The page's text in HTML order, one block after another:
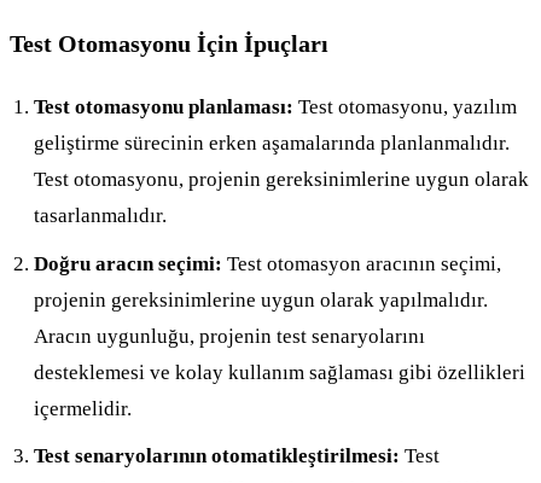
Test Otomasyonu İçin İpuçları
Test otomasyonu planlaması: Test otomasyonu, yazılım
geliştirme sürecinin erken aşamalarında planlanmalıdır.
Test otomasyonu, projenin gereksinimlerine uygun olarak
tasarlanmalıdır.
Doğru aracın seçimi: Test otomasyon aracının seçimi,
projenin gereksinimlerine uygun olarak yapılmalıdır.
Aracın uygunluğu, projenin test senaryolarını
desteklemesi ve kolay kullanım sağlaması gibi özellikleri
içermelidir.
Test senaryolarının otomatikleştirilmesi: Test